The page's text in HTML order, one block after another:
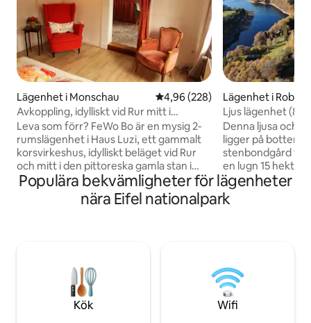
Lägenhet i Monschau 4,96 av 5 i genomsnittligt
4,96 (228)
Avkoppling, idylliskt vid Rur mitt i
Altstadt!
Leva som förr? FeWo Bo är en mysig 2-
rumslägenhet i Haus Luzi, ett gammalt
korsvirkeshus, idylliskt beläget vid Rur
och mitt i den pittoreska gamla stan i
Monschau! Allt är skotskt, snett och lågt!
Tillbaka till grunderna, mysigt prat istället
för prat, men med infraröd bastu.
hörnet). Här glömmer du stressen och
jäktet i vardagen!
Lägenhet i
Ljus lägenhet (85
Robertville
Denna ljusa och
ligger på
stenbondgård
en lugn 15 hektar
från huvudvägen
vistelse. Fullt
vardagsrum och
elbil. Direkt
genom den
Populära bekvämligheter för lägenheter
nära Eifel nationalpark
Kök Wifi